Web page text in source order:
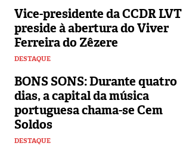
Vice-presidente da CCDR LVT
preside à abertura do Viver
Ferreira do Zêzere
DESTAQUE
BONS SONS: Durante quatro
dias, a capital da música
portuguesa chama-se Cem
Soldos
DESTAQUE